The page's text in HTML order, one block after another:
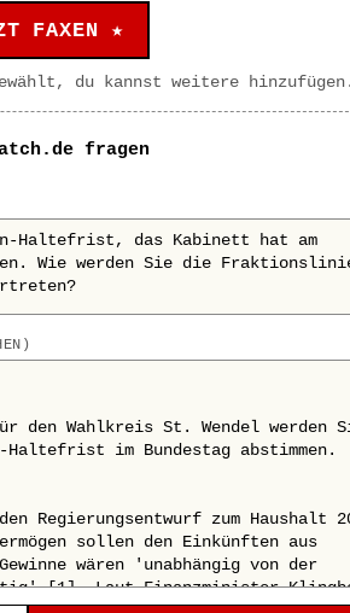
FAXEN ★
du kannst weitere hinzufügen.
fragen